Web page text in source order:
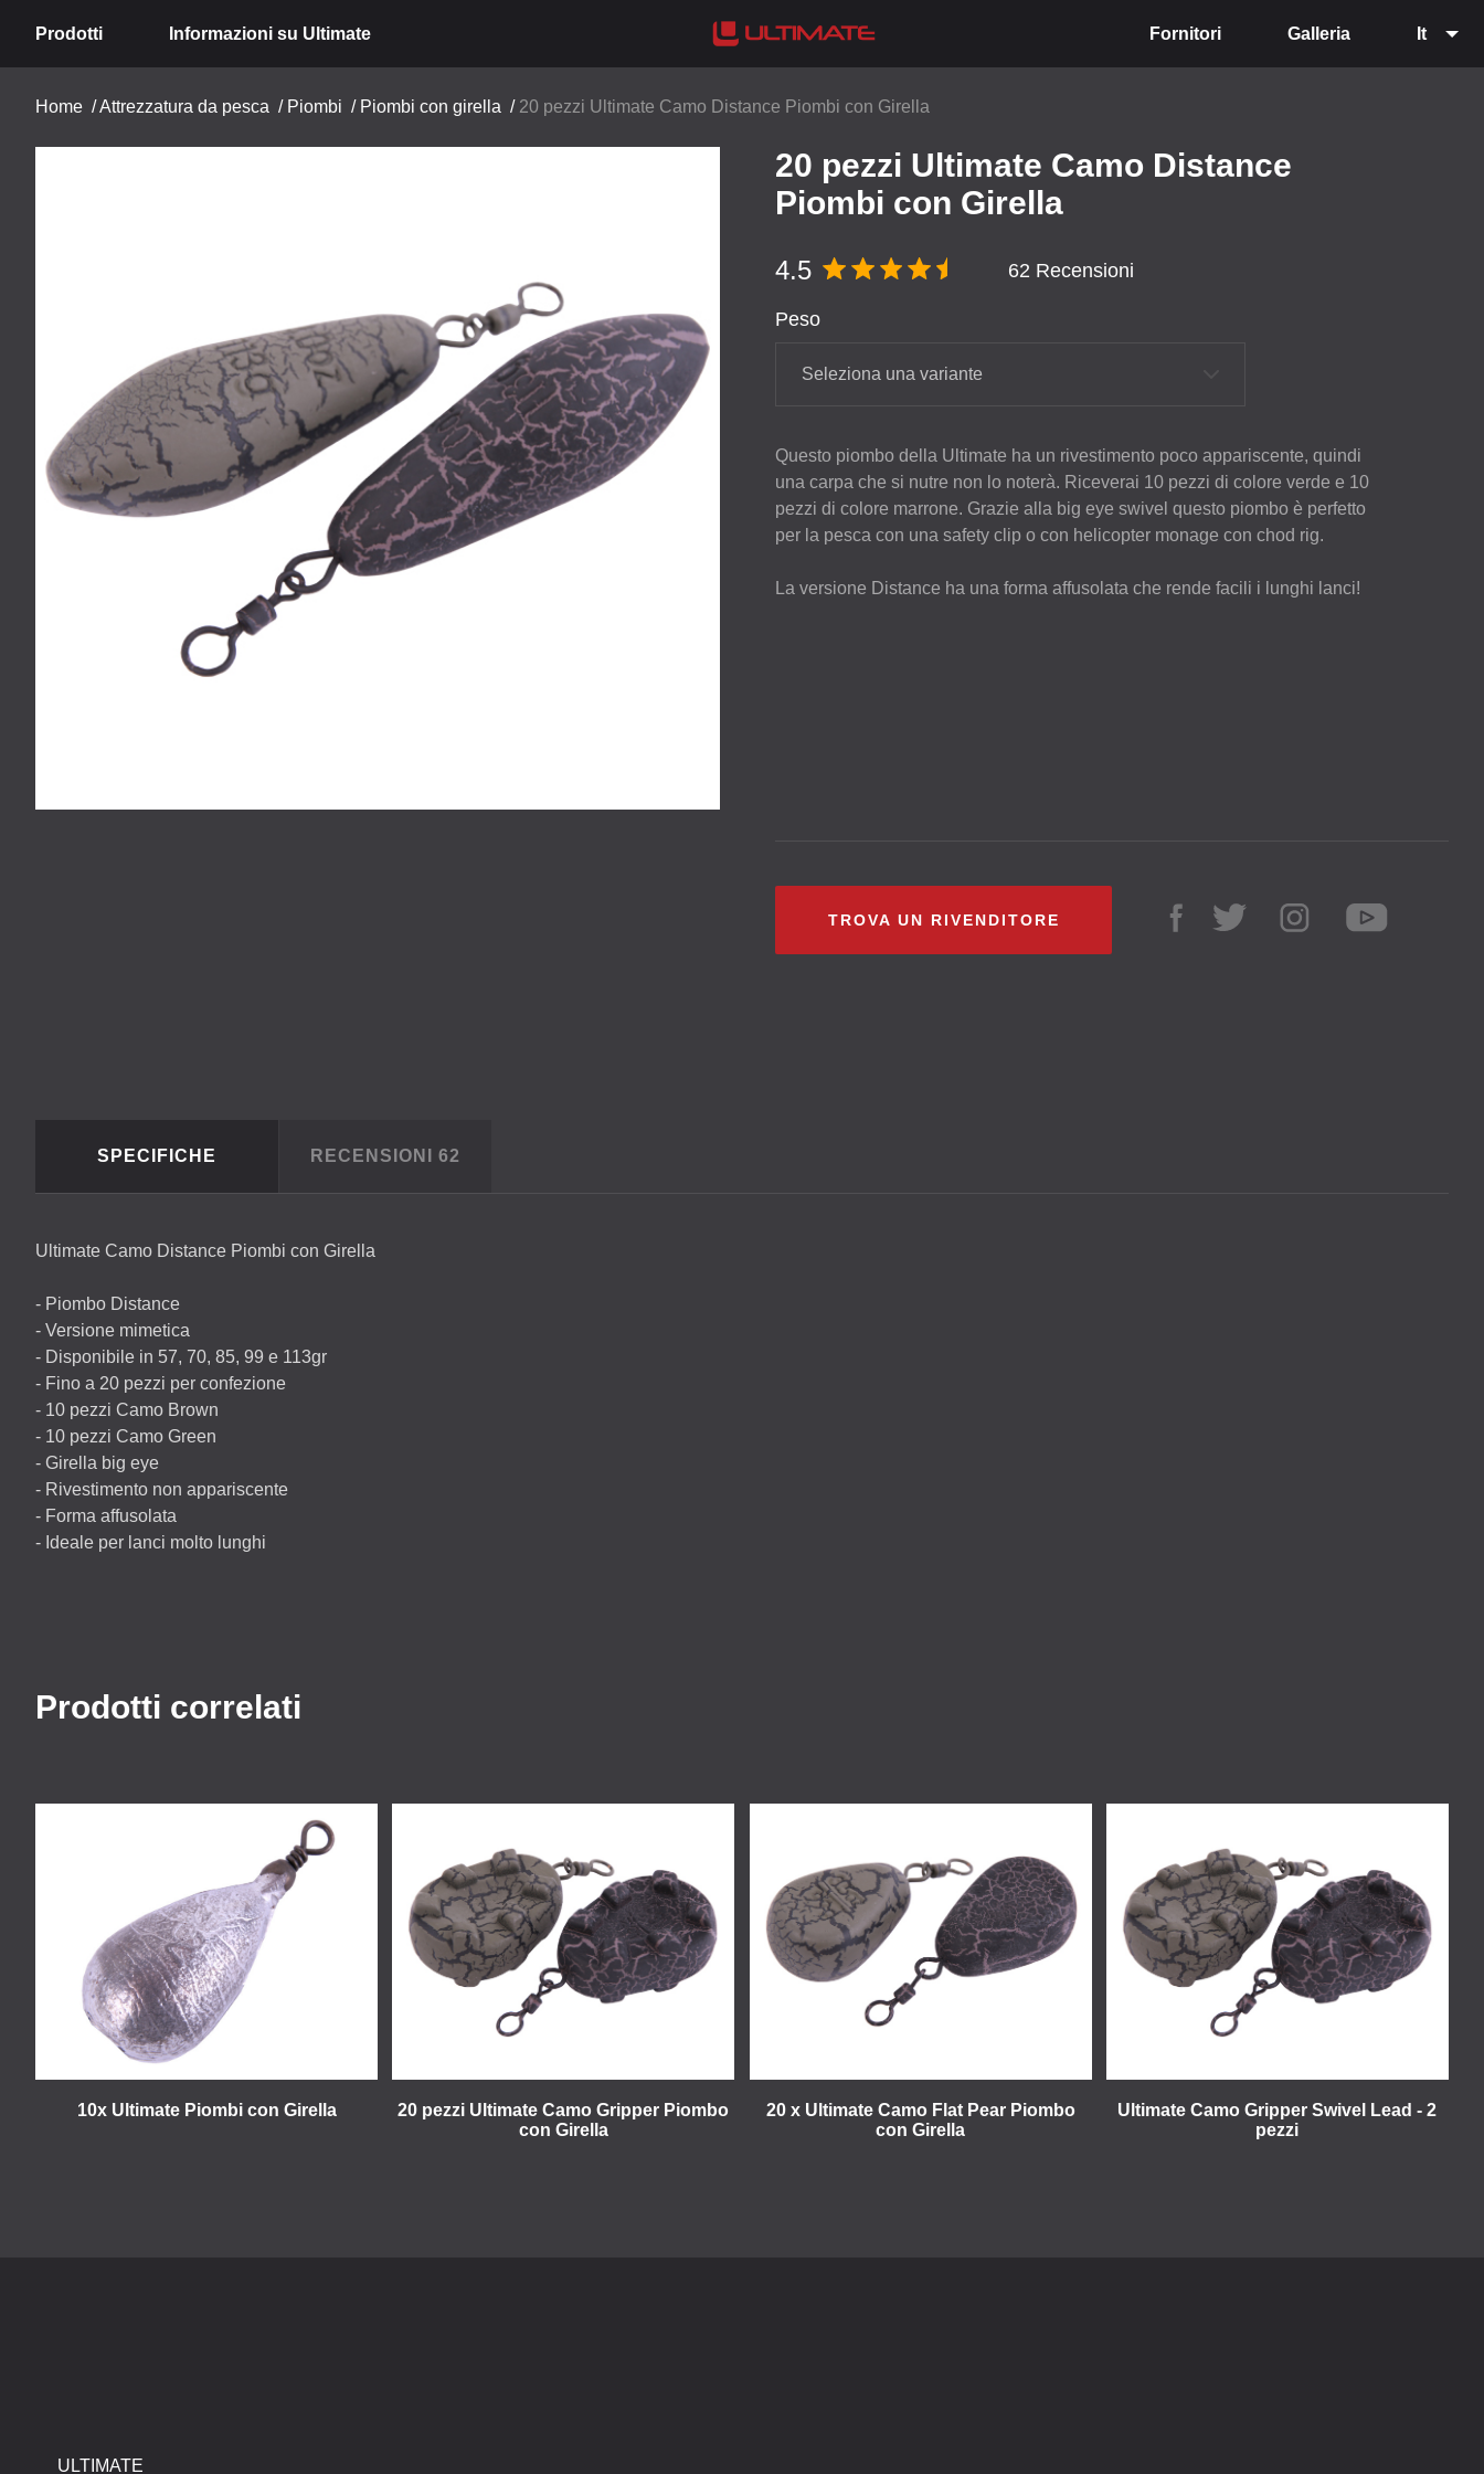
Prodotti Informazioni su Ultimate Fornitori Galleria It
Home /Attrezzatura da pesca / Piombi / Piombi con girella / 20 pezzi Ultimate Camo Distance Piombi con Girella
20 pezzi Ultimate Camo Distance
Piombi con Girella
4.5 62 Recensioni
Peso
Seleziona una variante
Questo piombo della Ultimate ha un rivestimento poco appariscente, quindi
una carpa che si nutre non lo noterà. Riceverai 10 pezzi di colore verde e 10
pezzi di colore marrone. Grazie alla big eye swivel questo piombo è perfetto
per la pesca con una safety clip o con helicopter monage con chod rig.
La versione Distance ha una forma affusolata che rende facili i lunghi lanci!
TROVA UN RIVENDITORE
SPECIFICHE RECENSIONI 62
Ultimate Camo Distance Piombi con Girella
- Piombo Distance
- Versione mimetica
- Disponibile in 57, 70, 85, 99 e 113gr
- Fino a 20 pezzi per confezione
- 10 pezzi Camo Brown
- 10 pezzi Camo Green
- Girella big eye
- Rivestimento non appariscente
- Forma affusolata
- Ideale per lanci molto lunghi
Prodotti correlati
10x Ultimate Piombi con Girella
20 pezzi Ultimate Camo Gripper Piombo
con Girella
20 x Ultimate Camo Flat Pear Piombo
con Girella
Ultimate Camo Gripper Swivel Lead - 2
pezzi
ULTIMATE